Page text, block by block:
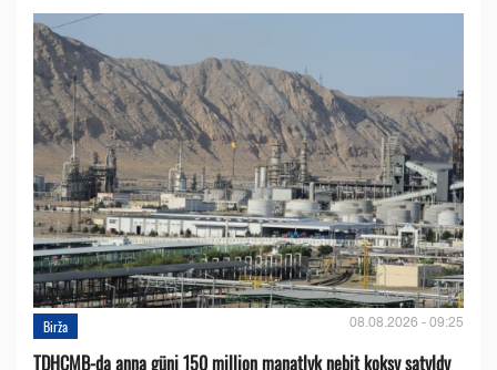
Birža 08.08.2026 - 09:25
TDHÇMB-da anna güni 150 million manatlyk nebit koksy satyldy